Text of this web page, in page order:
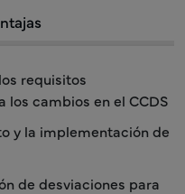
requisitos
cambios en el CCDS
y la implementación de
de desviaciones para